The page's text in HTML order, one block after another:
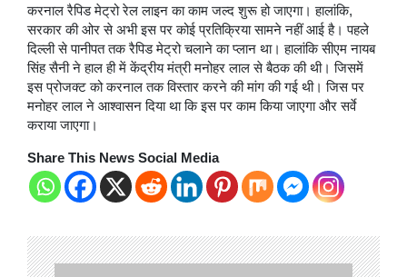
करनाल रैपिड मेट्रो रेल लाइन का काम जल्‍द शुरू हो जाएगा। हालांकि,
सरकार की ओर से अभी इस पर कोई प्रतिक्रिया सामने नहीं आई है। पहले
दिल्ली से पानीपत तक रैपिड मेट्रो चलाने का प्लान था। हालांकि सीएम नायब
सिंह सैनी ने हाल ही में केंद्रीय मंत्री मनोहर लाल से बैठक की थी। जिसमें
इस प्रोजक्ट को करनाल तक विस्तार करने की मांग की गई थी। जिस पर
मनोहर लाल ने आश्वासन दिया था कि इस पर काम किया जाएगा और सर्वे
कराया जाएगा।
Share This News Social Media